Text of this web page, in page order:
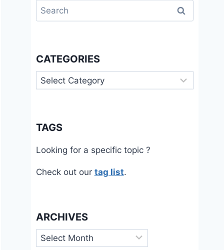
Search
for:
CATEGORIES
Categories
TAGS
Looking for a specific topic ?
Check out our tag list.
ARCHIVES
Archives